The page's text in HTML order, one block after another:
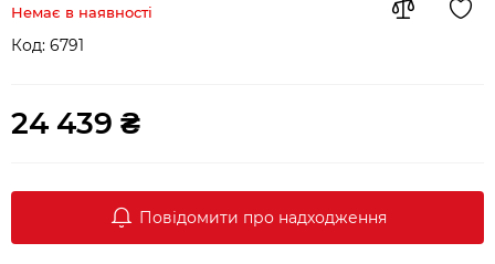
Немає в наявності
Код: 6791
24 439 ₴
Повідомити про надходження